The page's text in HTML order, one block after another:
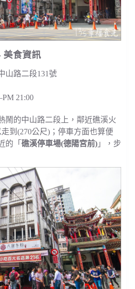
美食資訊
山路二段131號
21:00
鬧的中山路二段上，鄰近礁溪火
到(270公尺)；停車方面也算便
的「 礁溪停車場(德陽宮前) 」，步